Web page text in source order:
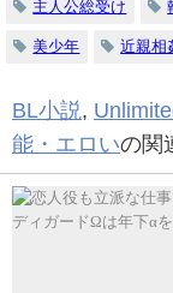
主人公総受け
美少年 近親相
BL小説,
能・エロいの関